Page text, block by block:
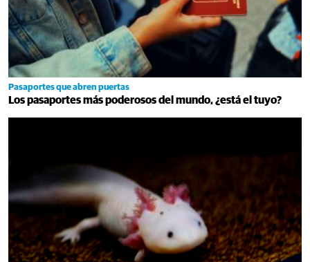
Pasaportes que abren puertas
Los pasaportes más poderosos del mundo, ¿está el tuyo?